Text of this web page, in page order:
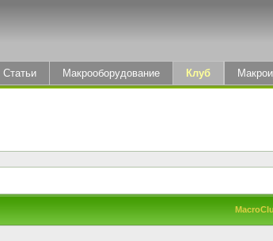
Статьи Макрооборудование Клуб